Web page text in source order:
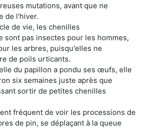
mutations, avant que ne
de l'hiver.
de vie, les chenilles
sont pas insectes pour les hommes,
les arbres, puisqu'elles ne
de poils urticants.
du papillon a pondu ses œufs, elle
six semaines juste après que
sortir de petites chenilles
fréquent de voir les processions de
de pin, se déplaçant à la queue